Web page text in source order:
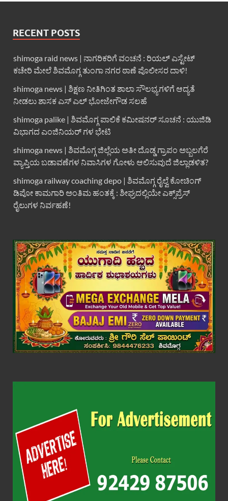
RECENT POSTS
shimoga raid news | ನಾಗರಿಕರಿಗೆ ವಂಚನೆ : ರಿಯಲ್ ಎಸ್ಟೇಟ್
ಕಚೇರಿ ಮೇಲೆ ಶಿವಮೊಗ್ಗ ತುಂಗಾ ನಗರ ಠಾಣೆ ಪೊಲೀಸರ ದಾಳಿ!
shimoga news | ಶಿಕ್ಷಣ ನೀತಿಗಿಂತ ಶಾಲಾ ಸೌಲಭ್ಯಗಳಿಗೆ ಆದ್ಯತೆ
ನೀಡಲು ಶಾಸಕ ಎಸ್ ಎಲ್ ಭೋಜೇಗೌಡ ಸಲಹೆ
shimoga palike | ಶಿವಮೊಗ್ಗ ಪಾಲಿಕೆ ಕಮೀಷನರ್ ಸೂಚನೆ : ಯುಜಿಡಿ
ವಿಭಾಗದ ಎಂಜಿನಿಯರ್ ಗಳ ಭೇಟಿ
shimoga news | ಶಿವಮೊಗ್ಗ ಜಿಲ್ಲೆಯ ಅತೀ ದೊಡ್ಡ ಗ್ರಾಪಂ ಅಬ್ಬಲಗೆರೆ
ವ್ಯಾಪ್ತಿಯ ಬಡಾವಣೆಗಳ ನಿವಾಸಿಗಳ ಗೋಳು ಆಲಿಸುವುದೆ ಜಿಲ್ಲಾಡಳಿತ?
shimoga railway coaching depo | ಶಿವಮೊಗ್ಗ ರೈಲ್ವೆ ಕೋಚಿಂಗ್
ಡಿಪೋ ಕಾಮಗಾರಿ ಅಂತಿಮ ಹಂತಕ್ಕೆ : ಶೀಘ್ರದಲ್ಲಿಯೇ ಎಕ್ಸ್‌ಪ್ರೆಸ್
ರೈಲುಗಳ ನಿರ್ವಹಣೆ!